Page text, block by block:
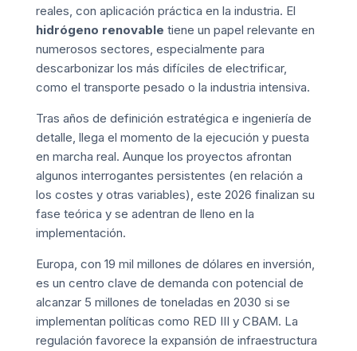
reales, con aplicación práctica en la industria. El
hidrógeno renovable tiene un papel relevante en
numerosos sectores, especialmente para
descarbonizar los más difíciles de electrificar,
como el transporte pesado o la industria intensiva.
Tras años de definición estratégica e ingeniería de
detalle, llega el momento de la ejecución y puesta
en marcha real. Aunque los proyectos afrontan
algunos interrogantes persistentes (en relación a
los costes y otras variables), este 2026 finalizan su
fase teórica y se adentran de lleno en la
implementación.
Europa, con 19 mil millones de dólares en inversión,
es un centro clave de demanda con potencial de
alcanzar 5 millones de toneladas en 2030 si se
implementan políticas como RED III y CBAM. La
regulación favorece la expansión de infraestructura